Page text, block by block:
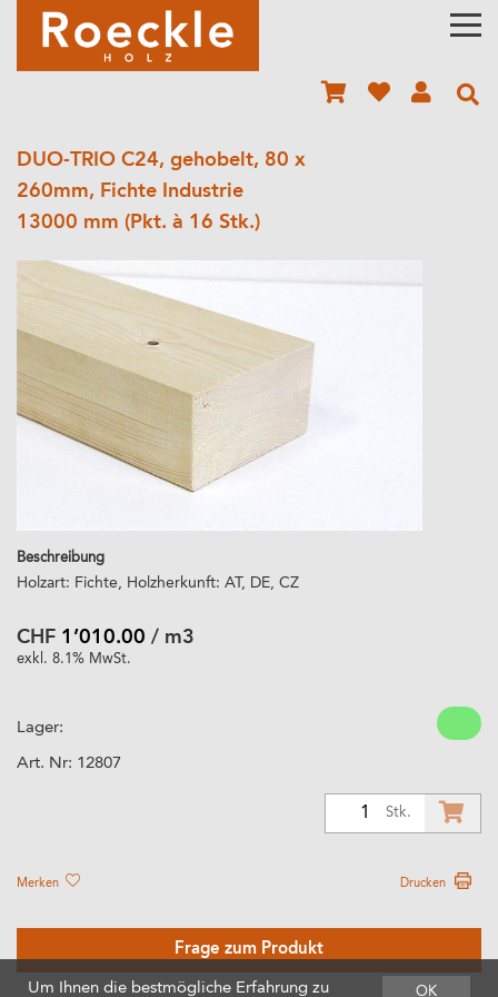
DUO-TRIO C24, gehobelt, 80 x
260mm, Fichte Industrie
13000 mm (Pkt. à 16 Stk.)
Beschreibung
Holzart: Fichte, Holzherkunft: AT, DE, CZ
CHF 1’010.00 / m3
exkl. 8.1% MwSt.
Lager:
Art. Nr: 12807
Stk.
Merken Drucken
Frage zum Produkt
OK
Um Ihnen die bestmögliche Erfahrung zu